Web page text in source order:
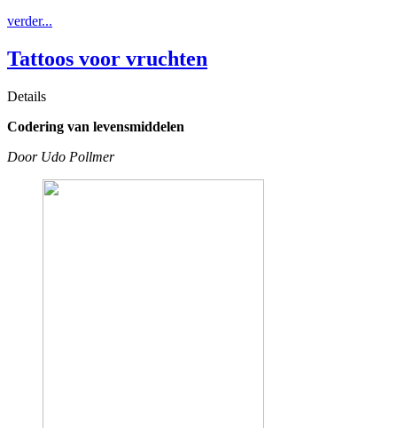
verder...
Tattoos voor vruchten
Details
Codering van levensmiddelen
Door Udo Pollmer